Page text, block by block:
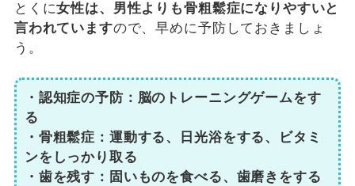
とくに女性は、男性よりも骨粗鬆症になりやすいと
言われていますので、早めに予防しておきましょ
う。
・認知症の予防：脳のトレーニングゲームをす
る
・骨粗鬆症：運動する、日光浴をする、ビタミ
ンをしっかり取る
・歯を残す：固いものを食べる、歯磨きをする